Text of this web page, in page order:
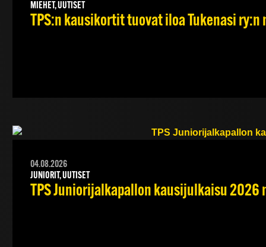
MIEHET, UUTISET
TPS:n kausikortit tuovat iloa Tukenasi
04.08.2026
JUNIORIT, UUTISET
TPS Juniorijalkapallon kausijulkaisu 2026